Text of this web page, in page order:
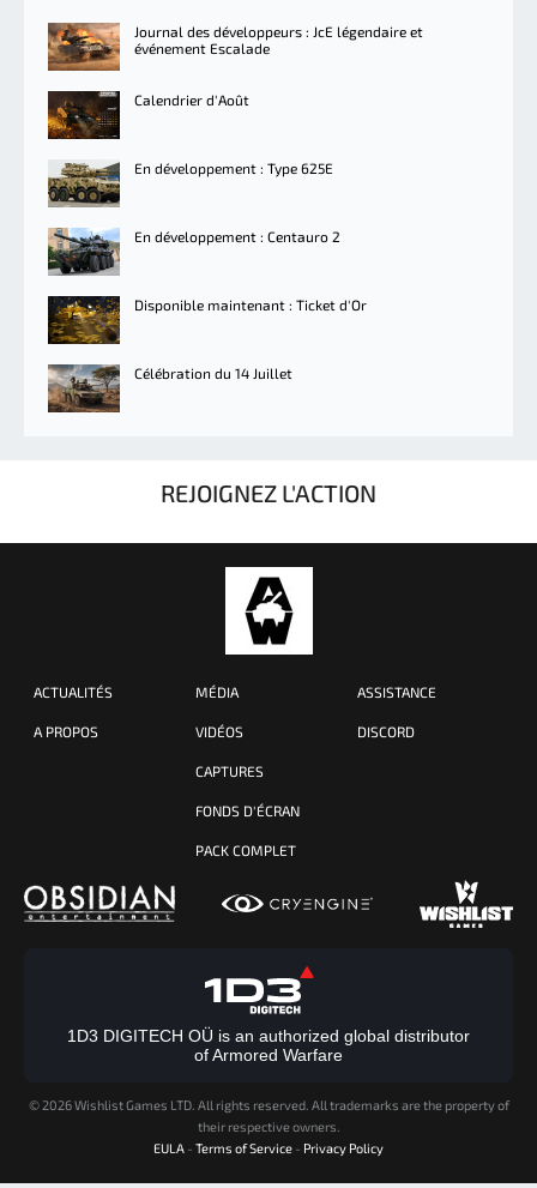
Journal des développeurs : JcE légendaire et
événement Escalade
Calendrier d'Août
En développement : Type 625E
En développement : Centauro 2
Disponible maintenant : Ticket d'Or
Célébration du 14 Juillet
REJOIGNEZ L'ACTION
ACTUALITÉS
A PROPOS
MÉDIA
VIDÉOS
CAPTURES
FONDS D'ÉCRAN
PACK COMPLET
ASSISTANCE
DISCORD
1D3 DIGITECH OÜ is an authorized global distributor
of Armored Warfare
© 2026 Wishlist Games LTD. All rights reserved. All trademarks are the property of
their respective owners.
EULA - Terms of Service - Privacy Policy